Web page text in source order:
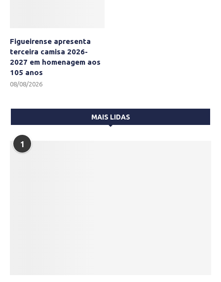
Figueirense apresenta
terceira camisa 2026-
2027 em homenagem aos
105 anos
08/08/2026
MAIS LIDAS
1